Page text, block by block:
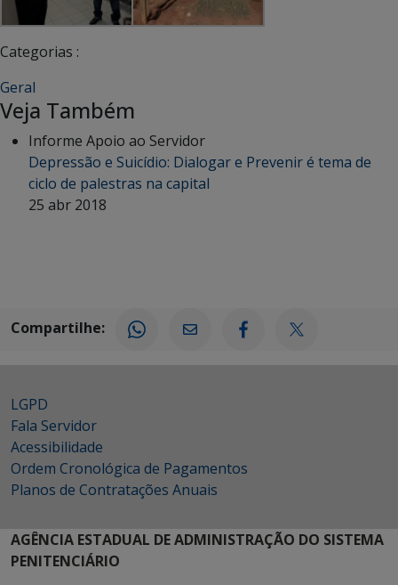
Categorias :
Geral
Veja Também
Informe Apoio ao Servidor
Depressão e Suicídio: Dialogar e Prevenir é tema de
ciclo de palestras na capital
25 abr 2018
Compartilhe:
LGPD
Fala Servidor
Acessibilidade
Ordem Cronológica de Pagamentos
Planos de Contratações Anuais
AGÊNCIA ESTADUAL DE ADMINISTRAÇÃO DO SISTEMA
PENITENCIÁRIO